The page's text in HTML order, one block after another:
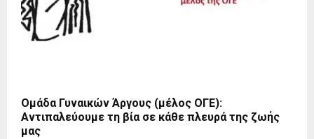
Ομάδα Γυναικών Άργους (μέλος ΟΓΕ):
Αντιπαλεύουμε τη βία σε κάθε πλευρά της ζωής
μας